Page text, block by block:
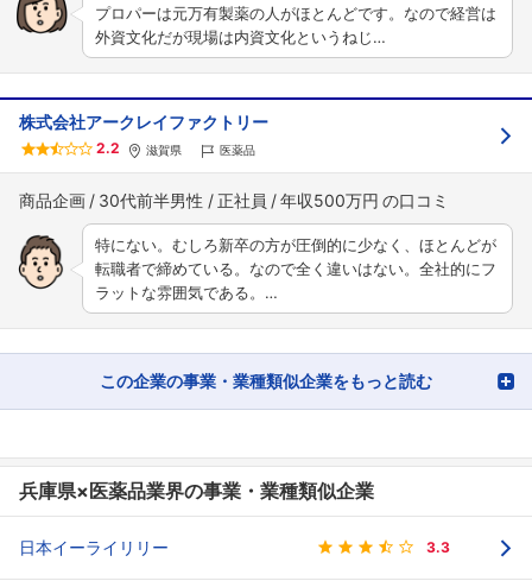
プロパーは元万有製薬の人がほとんどです。なので経営は
外資文化だが現場は内資文化というねじ…
株式会社アークレイファクトリー
2.2 滋賀県 医薬品
商品企画 30代前半男性 正社員 年収500万円
特にない。むしろ新卒の方が圧倒的に少なく、ほとんどが
転職者で締めている。なので全く違いはない。全社的にフ
ラットな雰囲気である。…
この企業の事業・業種類似企業をもっと読む
兵庫県×医薬品業界の事業・業種類似企業
日本イーライリリー 3.3